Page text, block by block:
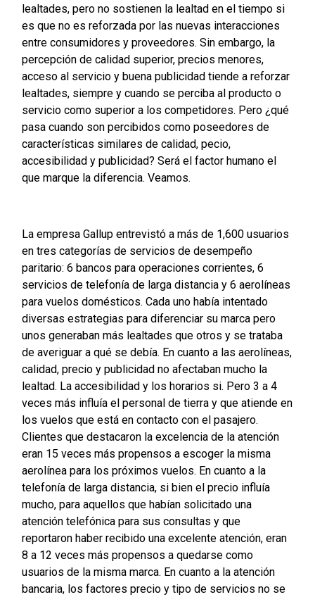
lealtades, pero no sostienen la lealtad en el tiempo si
es que no es reforzada por las nuevas interacciones
entre consumidores y proveedores. Sin embargo, la
percepción de calidad superior, precios menores,
acceso al servicio y buena publicidad tiende a reforzar
lealtades, siempre y cuando se perciba al producto o
servicio como superior a los competidores. Pero ¿qué
pasa cuando son percibidos como poseedores de
características similares de calidad, pecio,
accesibilidad y publicidad? Será el factor humano el
que marque la diferencia. Veamos.
La empresa Gallup entrevistó a más de 1,600 usuarios
en tres categorías de servicios de desempeño
paritario: 6 bancos para operaciones corrientes, 6
servicios de telefonía de larga distancia y 6 aerolíneas
para vuelos domésticos. Cada uno había intentado
diversas estrategias para diferenciar su marca pero
unos generaban más lealtades que otros y se trataba
de averiguar a qué se debía. En cuanto a las aerolíneas,
calidad, precio y publicidad no afectaban mucho la
lealtad. La accesibilidad y los horarios si. Pero 3 a 4
veces más influía el personal de tierra y que atiende en
los vuelos que está en contacto con el pasajero.
Clientes que destacaron la excelencia de la atención
eran 15 veces más propensos a escoger la misma
aerolínea para los próximos vuelos. En cuanto a la
telefonía de larga distancia, si bien el precio influía
mucho, para aquellos que habían solicitado una
atención telefónica para sus consultas y que
reportaron haber recibido una excelente atención, eran
8 a 12 veces más propensos a quedarse como
usuarios de la misma marca. En cuanto a la atención
bancaria, los factores precio y tipo de servicios no se